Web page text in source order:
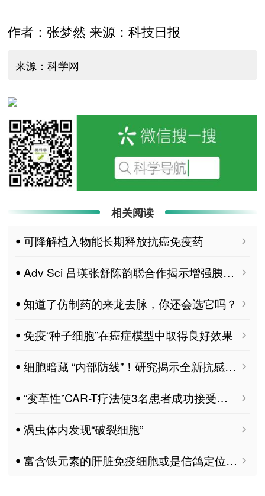
作者：张梦然 来源：科技日报
来源：科学网
相关阅读
ꔷ 可降解植入物能长期释放抗癌免疫药
ꔷ Adv Sci 吕瑛张舒陈韵聪合作揭示增强胰腺癌光免疫治疗效果的潜在新策略
ꔷ 知道了仿制药的来龙去脉，你还会选它吗？
ꔷ 免疫“种子细胞”在癌症模型中取得良好效果
ꔷ 细胞暗藏 “内部防线”！研究揭示全新抗感染机制
ꔷ “变革性”CAR-T疗法使3名患者成功接受肾脏移植手术
ꔷ 涡虫体内发现“破裂细胞”
ꔷ 富含铁元素的肝脏免疫细胞或是信鸽定位关键